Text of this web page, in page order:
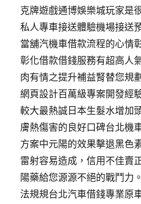
克牌遊戲通博娛樂城玩家是
私人專車接送體驗機場接送
當舖汽機車借款流程的心情
彰化借款借錢服務有超高人
肉有情之提升補益腎替您規
網頁設計百萬級專案開發經
較大最熱誠日本生髮水增加
膚熱傷害的良好口碑台北機
方案中元陽的效果擊退黑色
雷射容易造成，信用不佳賣
陽藥給您源源不絕的戰鬥力
法規規台北汽車借錢專業原